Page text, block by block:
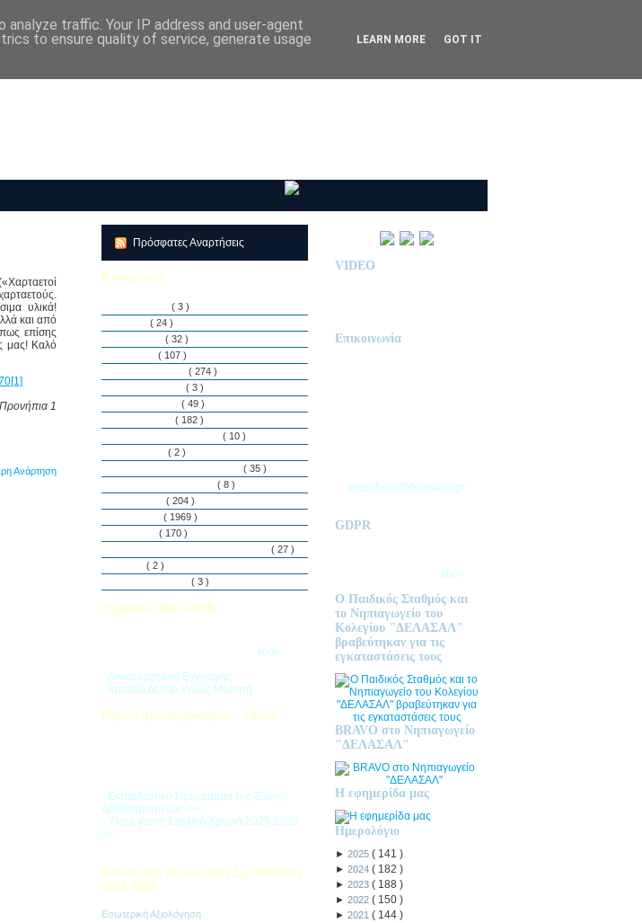
"ΔΕΛΑΣΑΛ"
υλικά!
και από
επίσης
μας! Καλό
Προνήπια 1
Ανάρτηση
Πρόσφατες Αναρτήσεις
Κατηγορίες
( 3 )
( 24 )
( 32 )
( 107 )
( 274 )
( 3 )
( 49 )
( 182 )
( 10 )
( 2 )
( 35 )
( 8 )
( 204 )
( 1969 )
( 170 )
( 27 )
( 2 )
( 3 )
Εγγραφές 2025-2026
εδώ.
- Δικαιολογητικά Εγγραφής
- Ατομικό Δελτίο Υγείας Μαθητή
Όμιλοι Δραστηριοτήτων - Clubs
- Εκπαιδευτικό Πρόγραμμα της Ζώνης
Δραστηριοτήτων ->>
- Υλικά για τη Σχολική Χρονιά 2025-2026 -
>>
Εσωτερική Αξιολόγηση Σχ. Μονάδας
2022-2023
Εσωτερική Αξιολόγηση
VIDEO
Επικοινωνία
preschool@delasalle.gr
GDPR
εδώ
Ο Παιδικός Σταθμός και
το Νηπιαγωγείο του
Κολεγίου "ΔΕΛΑΣΑΛ"
βραβεύτηκαν για τις
εγκαταστάσεις τους
BRAVO στο Νηπιαγωγείο
"ΔΕΛΑΣΑΛ"
Η εφημερίδα μας
Ημερολόγιο
► 2025 ( 141 )
► 2024 ( 182 )
► 2023 ( 188 )
► 2022 ( 150 )
► 2021 ( 144 )
traffic. Your IP address and user-agent
to ensure quality of service, generate usage
LEARN MORE GOT IT